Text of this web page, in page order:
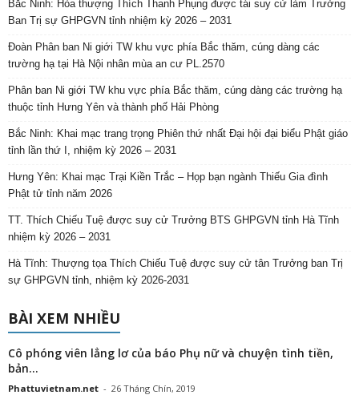
Bắc Ninh: Hòa thượng Thích Thanh Phụng được tái suy cử làm Trưởng
Ban Trị sự GHPGVN tỉnh nhiệm kỳ 2026 – 2031
Đoàn Phân ban Ni giới TW khu vực phía Bắc thăm, cúng dàng các
trường hạ tại Hà Nội nhân mùa an cư PL.2570
Phân ban Ni giới TW khu vực phía Bắc thăm, cúng dàng các trường hạ
thuộc tỉnh Hưng Yên và thành phố Hải Phòng
Bắc Ninh: Khai mạc trang trọng Phiên thứ nhất Đại hội đại biểu Phật giáo
tỉnh lần thứ I, nhiệm kỳ 2026 – 2031
Hưng Yên: Khai mạc Trại Kiền Trắc – Họp bạn ngành Thiếu Gia đình
Phật tử tỉnh năm 2026
TT. Thích Chiếu Tuệ được suy cử Trưởng BTS GHPGVN tỉnh Hà Tĩnh
nhiệm kỳ 2026 – 2031
Hà Tĩnh: Thượng tọa Thích Chiếu Tuệ được suy cử tân Trưởng ban Trị
sự GHPGVN tỉnh, nhiệm kỳ 2026-2031
BÀI XEM NHIỀU
Cô phóng viên lẳng lơ của báo Phụ nữ và chuyện tình tiền,
bản...
Phattuvietnam.net - 26 Tháng Chín, 2019